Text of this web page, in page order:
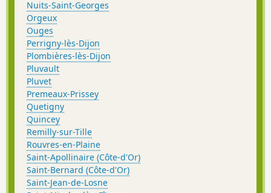
Nuits-Saint-Georges
Orgeux
Ouges
Perrigny-lès-Dijon
Plombières-lès-Dijon
Pluvault
Pluvet
Premeaux-Prissey
Quetigny
Quincey
Remilly-sur-Tille
Rouvres-en-Plaine
Saint-Apollinaire (Côte-d'Or)
Saint-Bernard (Côte-d'Or)
Saint-Jean-de-Losne